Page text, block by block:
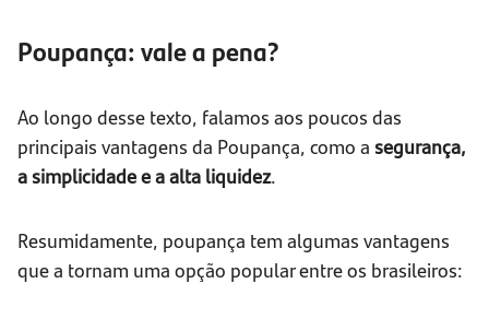
Poupança: vale a pena?
Ao longo desse texto, falamos aos poucos das
principais vantagens da Poupança, como a segurança,
a simplicidade e a alta liquidez.
Resumidamente, poupança tem algumas vantagens
que a tornam uma opção popular entre os brasileiros: